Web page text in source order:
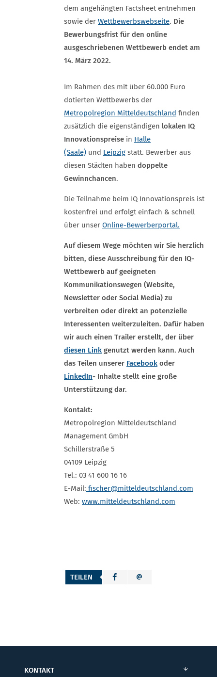
dem angehängten Factsheet entnehmen
sowie der Wettbewerbswebseite. Die
Bewerbungsfrist für den online
ausgeschriebenen Wettbewerb endet am
14. März 2022.
Im Rahmen des mit über 60.000 Euro
dotierten Wettbewerbs der
Metropolregion Mitteldeutschland finden
zusätzlich die eigenständigen lokalen IQ
Innovationspreise in Halle
(Saale) und Leipzig statt. Bewerber aus
diesen Städten haben doppelte
Gewinnchancen.
Die Teilnahme beim IQ Innovationspreis ist
kostenfrei und erfolgt einfach & schnell
über unser Online-Bewerberportal.
Auf diesem Wege möchten wir Sie herzlich
bitten, diese Ausschreibung für den IQ-
Wettbewerb auf geeigneten
Kommunikationswegen (Website,
Newsletter oder Social Media) zu
verbreiten oder direkt an potenzielle
Interessenten weiterzuleiten. Dafür haben
wir auch einen Trailer erstellt, der über
diesen Link genutzt werden kann. Auch
das Teilen unserer Facebook oder
LinkedIn- Inhalte stellt eine große
Unterstützung dar.
Kontakt:
Metropolregion Mitteldeutschland
Management GmbH
Schillerstraße 5
04109 Leipzig
Tel.: 03 41 600 16 16
E-Mail: fischer@mitteldeutschland.com
Web: www.mitteldeutschland.com
TEILEN
KONTAKT